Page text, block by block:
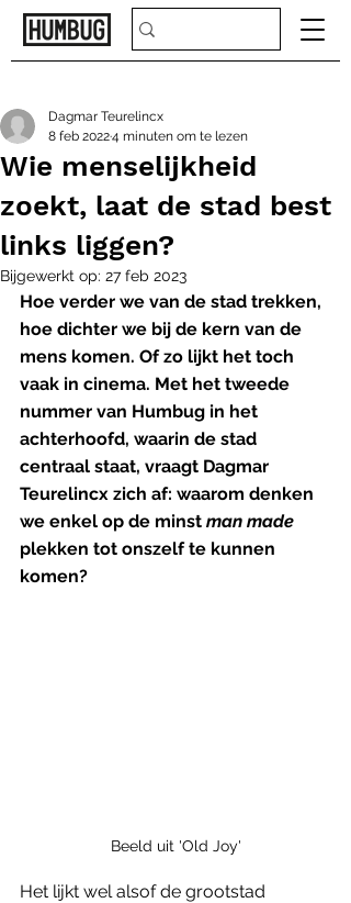
Wie menselijkheid
zoekt, laat de stad best
links liggen?
Dagmar Teurelincx
8 feb 20224 minuten om te lezen
Bijgewerkt op: 27 feb 2023
Hoe verder we van de stad trekken,
hoe dichter we bij de kern van de
mens komen. Of zo lijkt het toch
vaak in cinema. Met het tweede
nummer van Humbug in het
achterhoofd, waarin de stad
centraal staat, vraagt Dagmar
Teurelincx zich af: waarom denken
we enkel op de minst man made
plekken tot onszelf te kunnen
komen?
Beeld uit 'Old Joy'
Het lijkt wel alsof de grootstad